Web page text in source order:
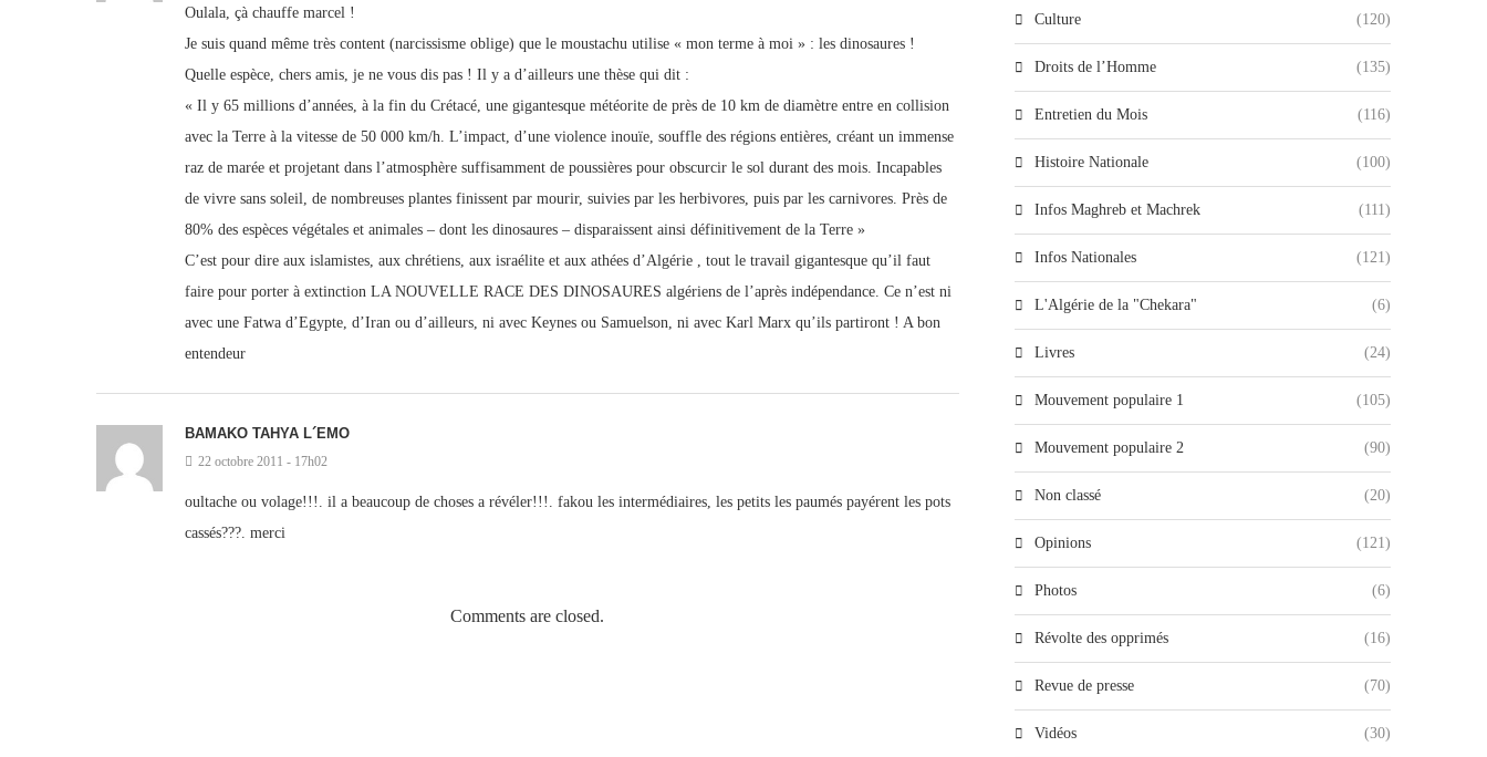
Oulala, çà chauffe marcel !
Je suis quand même très content (narcissisme oblige) que le moustachu utilise « mon terme à moi » : les dinosaures !
Quelle espèce, chers amis, je ne vous dis pas ! Il y a d’ailleurs une thèse qui dit :
« Il y 65 millions d’années, à la fin du Crétacé, une gigantesque météorite de près de 10 km de diamètre entre en collision
avec la Terre à la vitesse de 50 000 km/h. L’impact, d’une violence inouïe, souffle des régions entières, créant un immense
raz de marée et projetant dans l’atmosphère suffisamment de poussières pour obscurcir le sol durant des mois. Incapables
de vivre sans soleil, de nombreuses plantes finissent par mourir, suivies par les herbivores, puis par les carnivores. Près de
80% des espèces végétales et animales – dont les dinosaures – disparaissent ainsi définitivement de la Terre »
C’est pour dire aux islamistes, aux chrétiens, aux israélite et aux athées d’Algérie , tout le travail gigantesque qu’il faut
faire pour porter à extinction LA NOUVELLE RACE DES DINOSAURES algériens de l’après indépendance. Ce n’est ni
avec une Fatwa d’Egypte, d’Iran ou d’ailleurs, ni avec Keynes ou Samuelson, ni avec Karl Marx qu’ils partiront ! A bon
entendeur
BAMAKO TAHYA L´EMO
22 octobre 2011 - 17h02
oultache ou volage!!!. il a beaucoup de choses a révéler!!!. fakou les intermédiaires, les petits les paumés payérent les pots
cassés???. merci
Comments are closed.
Culture (120)
Droits de l’Homme (135)
Entretien du Mois (116)
Histoire Nationale (100)
Infos Maghreb et Machrek (111)
Infos Nationales (121)
L'Algérie de la "Chekara" (6)
Livres (24)
Mouvement populaire 1 (105)
Mouvement populaire 2 (90)
Non classé (20)
Opinions (121)
Photos (6)
Révolte des opprimés (16)
Revue de presse (70)
Vidéos (30)